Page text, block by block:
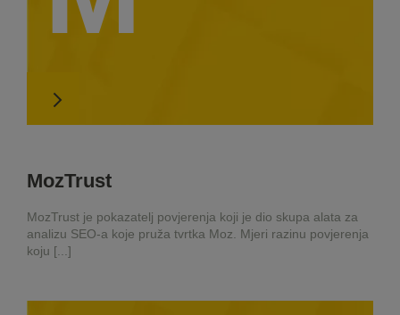
MozTrust
MozTrust je pokazatelj povjerenja koji je dio skupa alata za
analizu SEO-a koje pruža tvrtka Moz. Mjeri razinu povjerenja
koju [...]